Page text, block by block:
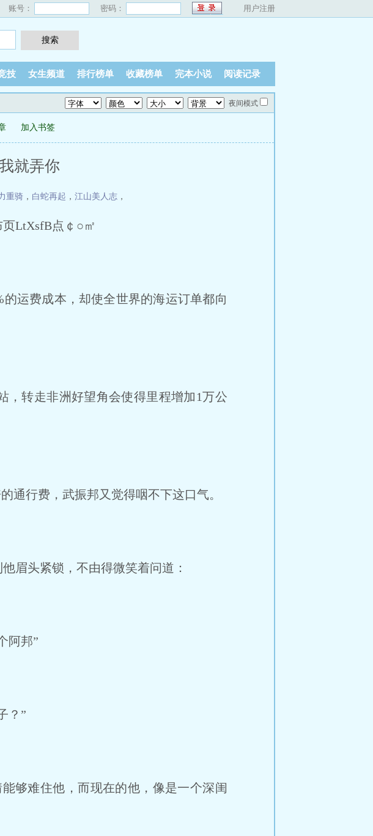
账号： 密码： 用户注册
技 女生频道 排行榜单 收藏榜单 完本小说 阅读记录
夜间模式
加入书签
就弄你
重骑 ， 白蛇再起 ， 江山美人志 ，
LtXsfB点￠○㎡
运费成本，却使全世界的海运订单都向
转走非洲好望角会使得里程增加1万公
通行费，武振邦又觉得咽不下这口气。
眉头紧锁，不由得微笑着问道：
阿邦”
？”
够难住他，而现在的他，像是一个深闺